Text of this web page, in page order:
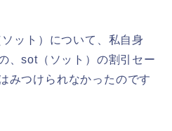
ット）について、私自身
、sot（ソット）の割引セー
みつけられなかったのです